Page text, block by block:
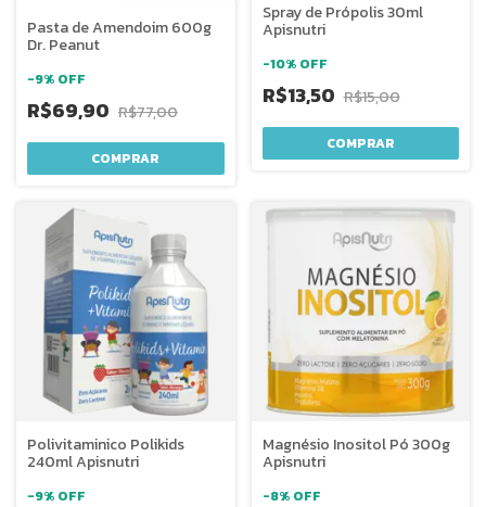
Pasta de Amendoim 600g
Dr. Peanut
-9% OFF
R$69,90 R$77,00
COMPRAR
Spray de Própolis 30ml
Apisnutri
-10% OFF
R$13,50 R$15,00
COMPRAR
Polivitaminico Polikids
240ml Apisnutri
-9% OFF
Magnésio Inositol Pó 300g
Apisnutri
-8% OFF